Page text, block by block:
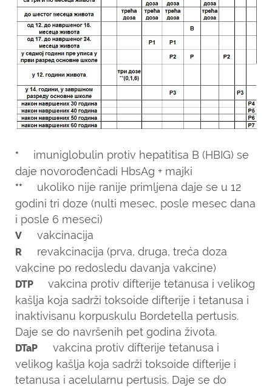
*
imuniglobulin protiv hepatitisa B (HBIG) se
daje novorođenčadi HbsAg + majki
**
ukoliko nije ranije primljena daje se u 12
godini tri doze (nulti mesec, posle mesec dana
i posle 6 meseci)
V vakcinacija
R
revakcinacija (prva, druga, treća doza
vakcine po redosledu davanja vakcine)
DTP
vakcina protiv difterije tetanusa i velikog
kašlja koja sadrži toksoide difterije i tetanusa i
inaktivisanu korpuskulu Bordetella pertusis.
Daje se do navršenih pet godina života.
DTaP vakcina protiv difterije tetanusa i
velikog kašlja koja sadrži toksoide difterije i
tetanusa i acelularnu pertusis. Daje se do